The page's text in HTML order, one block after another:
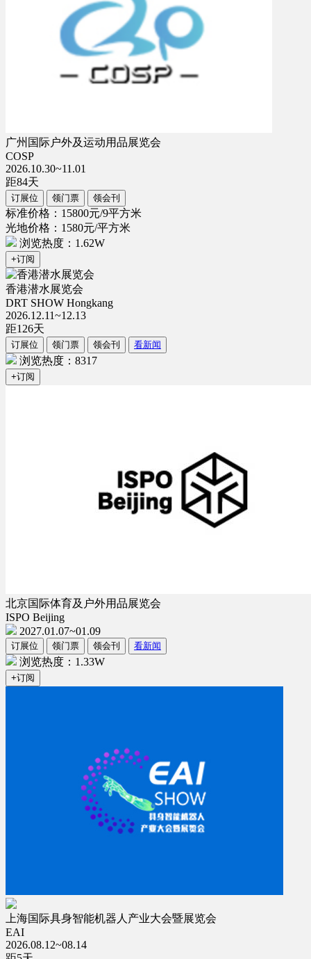
广州国际户外及运动用品展览会
COSP
2026.10.30~11.01
距84天
订展位 领门票 领会刊
标准价格：15800元/9平方米
光地价格：1580元/平方米
浏览热度：1.62W
+订阅
香港潜水展览会
DRT SHOW Hongkang
2026.12.11~12.13
距126天
订展位 领门票 领会刊 看新闻
浏览热度：8317
+订阅
北京国际体育及户外用品展览会
ISPO Beijing
2027.01.07~01.09
订展位 领门票 领会刊 看新闻
浏览热度：1.33W
+订阅
上海国际具身智能机器人产业大会暨展览会
EAI
2026.08.12~08.14